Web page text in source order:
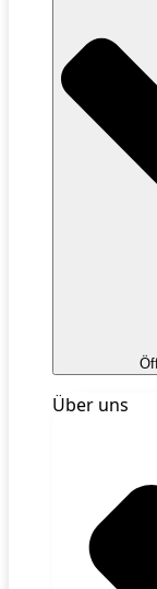
Über uns